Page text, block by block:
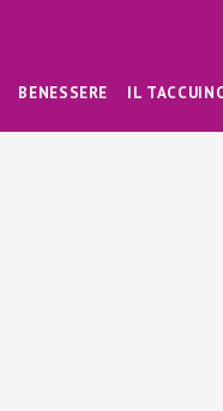
BENESSERE IL